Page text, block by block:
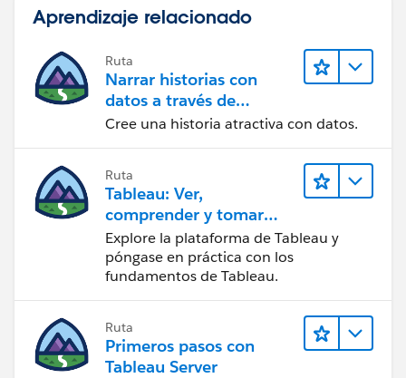
Aprendizaje relacionado
Ruta
Narrar historias con
datos a través de
Tableau Public
Cree una historia atractiva con datos.
Ruta
Tableau: Ver,
comprender y tomar
medidas a partir de los
datos
Explore la plataforma de Tableau y
póngase en práctica con los
fundamentos de Tableau.
Ruta
Primeros pasos con
Tableau Server